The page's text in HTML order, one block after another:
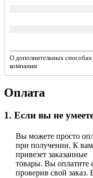
О дополнительных
компании
Оплата
1. Если вы не
Вы можете просто
при получении. К вам
привезет заказанные
товары. Вы оплатите
проверив свой заказ.